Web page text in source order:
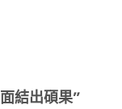
結出碩果”